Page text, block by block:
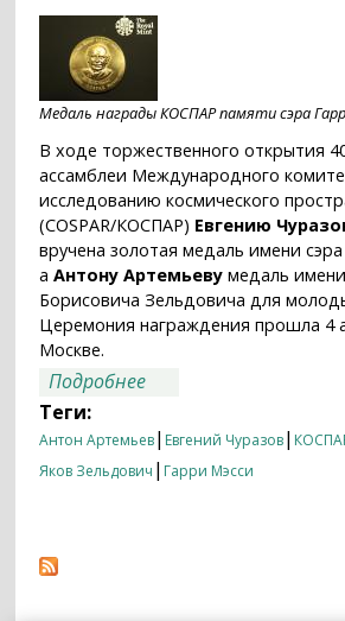
Медаль награды КОСПАР памяти сэра
В ходе торжественного открытия
ассамблеи Международного
исследованию космического
(COSPAR/КОСПАР) Евгению
вручена золотая медаль имени
аАнтону Артемьеву медаль
Борисовича Зельдовича для
Церемония награждения прошла 4
Москве.
Подробнее
КОСПАР
Теги:
Антон Артемьев| Евгений Чуразов|
Яков Зельдович | Гарри Мэсси